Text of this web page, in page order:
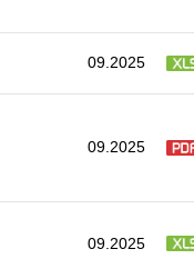
09.2025
09.2025
09.2025